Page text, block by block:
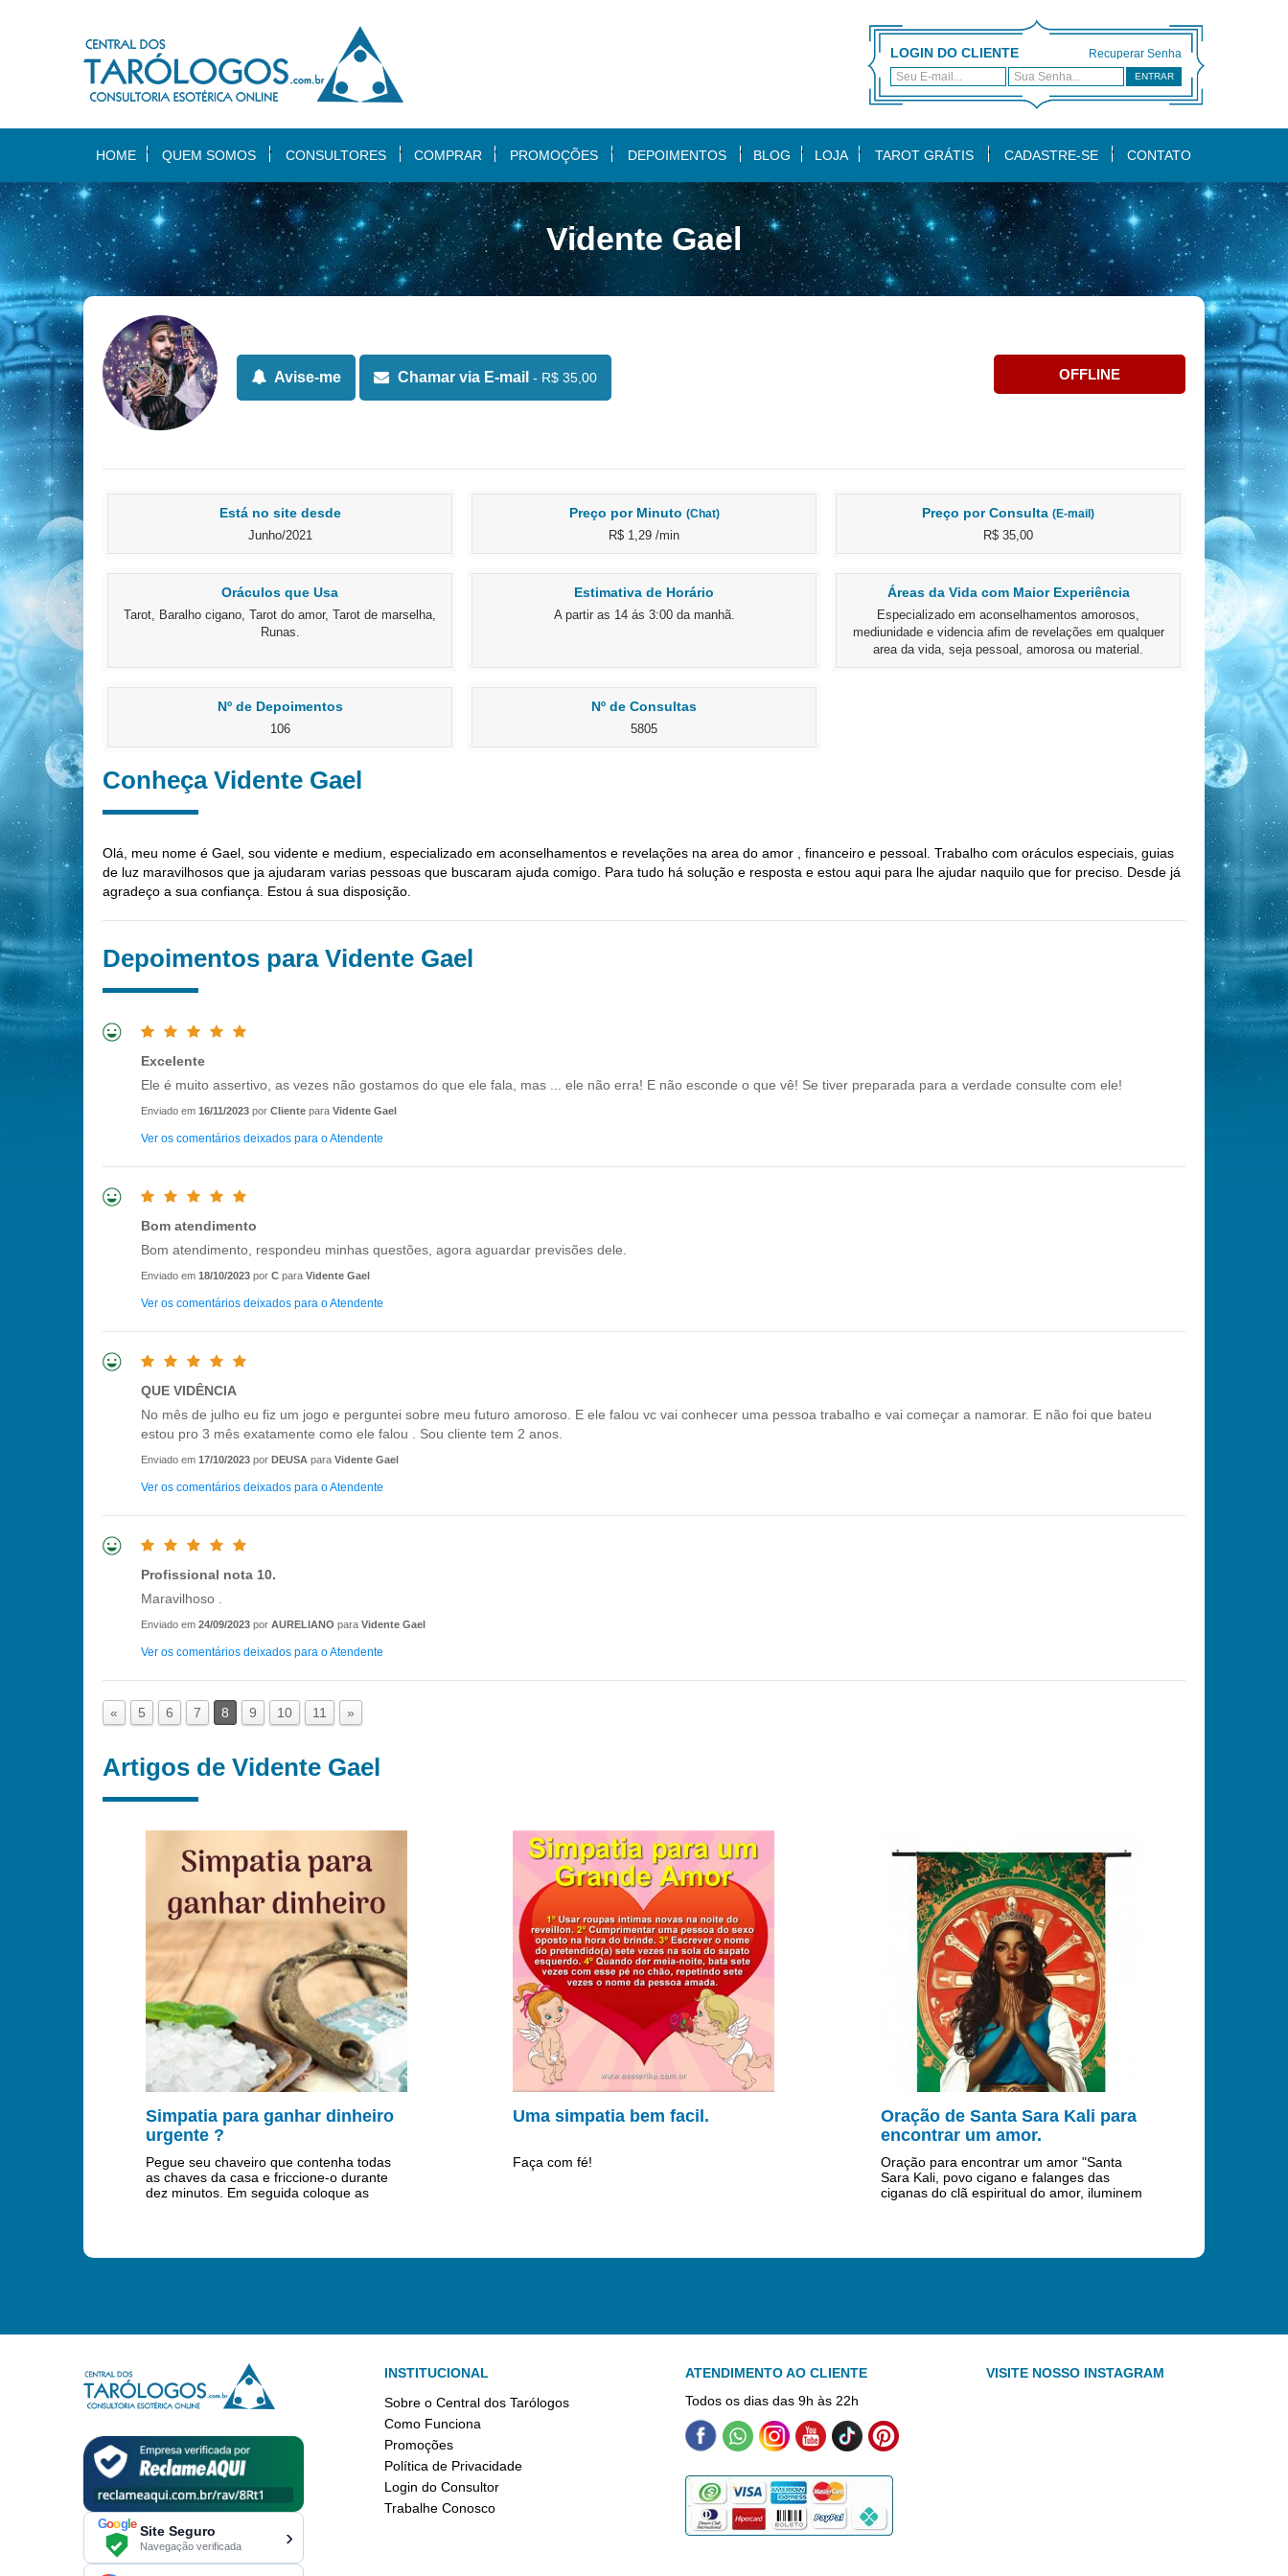
LOGIN DO CLIENTE Recuperar Senha
ENTRAR
HOME QUEM SOMOS CONSULTORES COMPRAR PROMOÇÕES DEPOIMENTOS BLOG LOJA TAROT GRÁTIS CADASTRE-SE CONTATO
Vidente Gael
Avise-me Chamar via E-mail - R$ 35,00 OFFLINE
Está no site desde
Junho/2021
Preço por Minuto (Chat)
R$ 1,29 /min
Preço por Consulta (E-mail)
R$ 35,00
Oráculos que Usa
Tarot, Baralho cigano, Tarot do amor, Tarot de marselha,
Runas.
Estimativa de Horário
A partir as 14 ás 3:00 da manhã.
Áreas da Vida com Maior Experiência
Especializado em aconselhamentos amorosos,
mediunidade e videncia afim de revelações em qualquer
area da vida, seja pessoal, amorosa ou material.
Nº de Depoimentos
106
Nº de Consultas
5805
Conheça Vidente Gael
Olá, meu nome é Gael, sou vidente e medium, especializado em aconselhamentos e revelações na area do amor , financeiro e pessoal. Trabalho com oráculos especiais, guias
de luz maravilhosos que ja ajudaram varias pessoas que buscaram ajuda comigo. Para tudo há solução e resposta e estou aqui para lhe ajudar naquilo que for preciso. Desde já
agradeço a sua confiança. Estou á sua disposição.
Depoimentos para Vidente Gael
Excelente
Ele é muito assertivo, as vezes não gostamos do que ele fala, mas ... ele não erra! E não esconde o que vê! Se tiver preparada para a verdade consulte com ele!
Enviado em 16/11/2023 por Cliente para Vidente Gael
Ver os comentários deixados para o Atendente
Bom atendimento
Bom atendimento, respondeu minhas questões, agora aguardar previsões dele.
Enviado em 18/10/2023 por C para Vidente Gael
Ver os comentários deixados para o Atendente
QUE VIDÊNCIA
No mês de julho eu fiz um jogo e perguntei sobre meu futuro amoroso. E ele falou vc vai conhecer uma pessoa trabalho e vai começar a namorar. E não foi que bateu
estou pro 3 mês exatamente como ele falou . Sou cliente tem 2 anos.
Enviado em 17/10/2023 por DEUSA para Vidente Gael
Ver os comentários deixados para o Atendente
Profissional nota 10.
Maravilhoso .
Enviado em 24/09/2023 por AURELIANO para Vidente Gael
Ver os comentários deixados para o Atendente
« 5 6 7 8 9 10 11 »
Artigos de Vidente Gael
Simpatia para ganhar dinheiro
urgente ?
Pegue seu chaveiro que contenha todas
as chaves da casa e friccione-o durante
dez minutos. Em seguida coloque as
Uma simpatia bem facil.
Faça com fé!
Oração de Santa Sara Kali para
encontrar um amor.
Oração para encontrar um amor "Santa
Sara Kali, povo cigano e falanges das
ciganas do clã espiritual do amor, iluminem
Google Site Seguro
Navegação verificada ›
INSTITUCIONAL
Sobre o Central dos Tarólogos
Como Funciona
Promoções
Política de Privacidade
Login do Consultor
Trabalhe Conosco
ATENDIMENTO AO CLIENTE
Todos os dias das 9h às 22h
VISITE NOSSO INSTAGRAM